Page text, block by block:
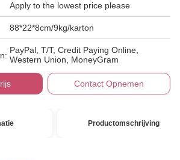
Apply to the lowest price please
88*22*8cm/9kg/karton
PayPal, T/T, Credit Paying Online,
Western Union, MoneyGram
Contact Opnemen
Productomschrijving